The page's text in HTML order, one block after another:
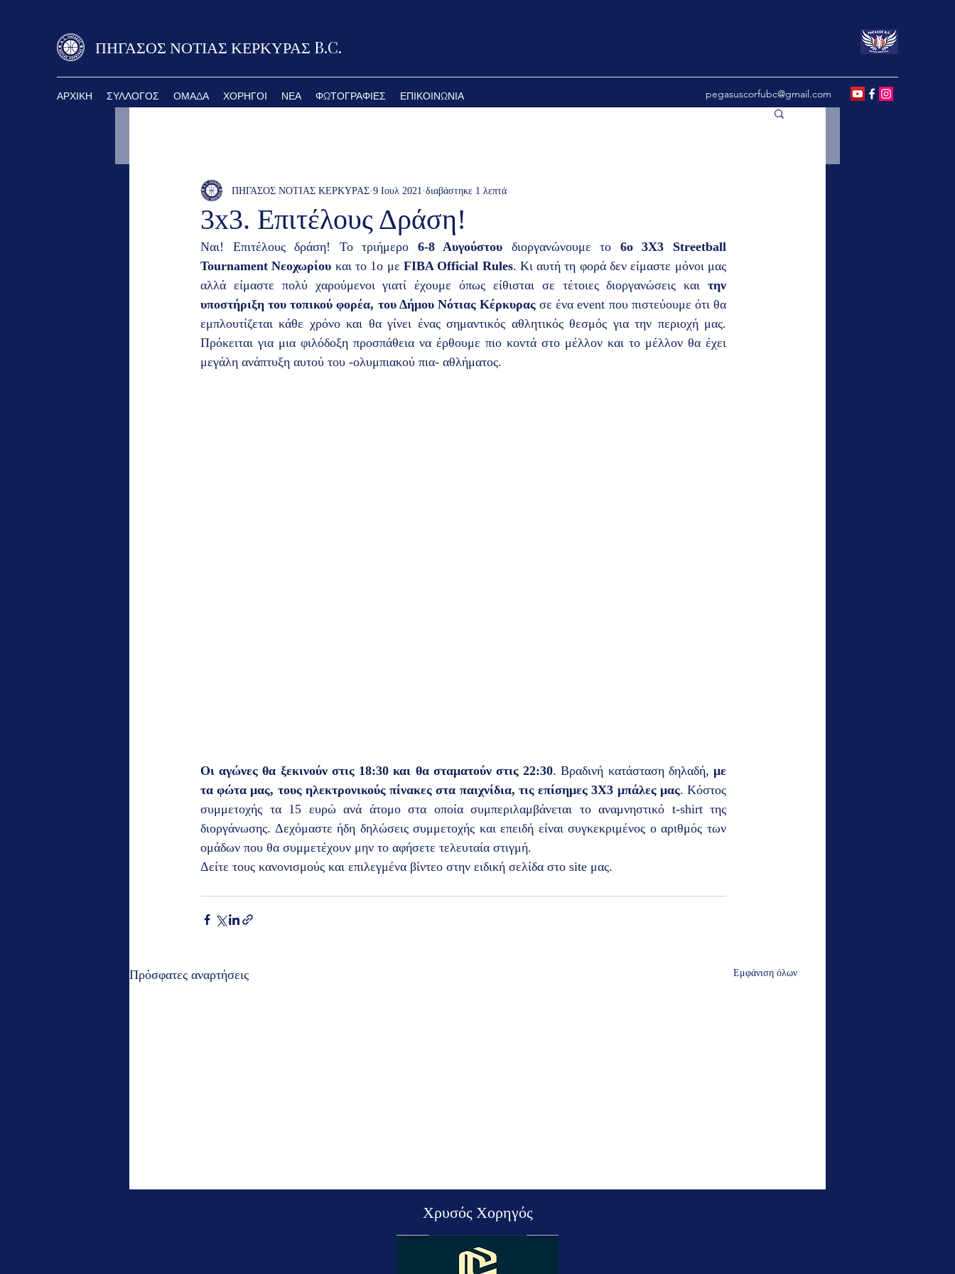
ΠΗΓΑΣΟΣ ΝΟΤΙΑΣ ΚΕΡΚΥΡΑΣ B.C.
ΑΡΧΙΚΗ ΣΥΛΛΟΓΟΣ ΟΜΑΔΑ ΧΟΡΗΓΟΙ ΝΕΑ ΦΩΤΟΓΡΑΦΙΕΣ ΕΠΙΚΟΙΝΩΝΙΑ pegasuscorfubc@gmail.com
3x3. Επιτέλους Δράση!
ΠΗΓΑΣΟΣ ΝΟΤΙΑΣ ΚΕΡΚΥΡΑΣ 9 Ιουλ 2021 διαβάστηκε 1 λεπτά
Ναι! Επιτέλους δράση! Το τριήμερο 6-8 Αυγούστου διοργανώνουμε το 6ο 3X3 Streetball
Tournament Νεοχωρίου και το 1ο με FIBA Official Rules. Κι αυτή τη φορά δεν είμαστε μόνοι μας
αλλά είμαστε πολύ χαρούμενοι γιατί έχουμε όπως είθισται σε τέτοιες διοργανώσεις και την
υποστήριξη του τοπικού φορέα, του Δήμου Νότιας Κέρκυρας σε ένα event που πιστεύουμε ότι θα
εμπλουτίζεται κάθε χρόνο και θα γίνει ένας σημαντικός αθλητικός θεσμός για την περιοχή μας.
Πρόκειται για μια φιλόδοξη προσπάθεια να έρθουμε πιο κοντά στο μέλλον και το μέλλον θα έχει
μεγάλη ανάπτυξη αυτού του -ολυμπιακού πια- αθλήματος.
Οι αγώνες θα ξεκινούν στις 18:30 και θα σταματούν στις 22:30. Βραδινή κατάσταση δηλαδή, με
τα φώτα μας, τους ηλεκτρονικούς πίνακες στα παιχνίδια, τις επίσημες 3X3 μπάλες μας. Κόστος
συμμετοχής τα 15 ευρώ ανά άτομο στα οποία συμπεριλαμβάνεται το αναμνηστικό t-shirt της
διοργάνωσης. Δεχόμαστε ήδη δηλώσεις συμμετοχής και επειδή είναι συγκεκριμένος ο αριθμός των
ομάδων που θα συμμετέχουν μην το αφήσετε τελευταία στιγμή.
Δείτε τους κανονισμούς και επιλεγμένα βίντεο στην ειδική σελίδα στο site μας.
Πρόσφατες αναρτήσεις Εμφάνιση όλων
3Χ3. Πρώτη μέρα
Χρυσός Χορηγός